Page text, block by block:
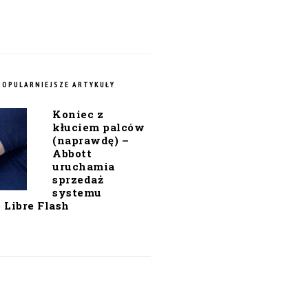
ARTYKUŁY
Koniec z
kłuciem palców
(naprawdę) –
Abbott
uruchamia
sprzedaż
systemu
Libre Flash